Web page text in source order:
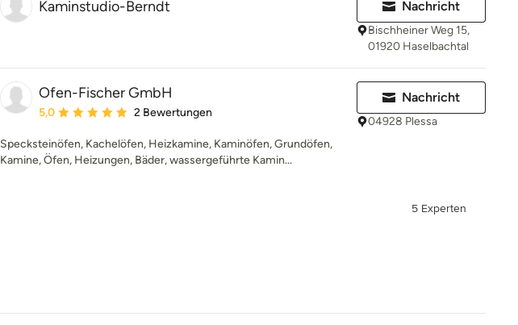
Kaminstudio-Berndt Nachricht
Bischheiner Weg 15,
01920 Haselbachtal
Ofen-Fischer GmbH
Durchschnittliche Bewertung: 5 von 5 Sternen
5,0 2 Bewertungen
Specksteinöfen, Kachelöfen, Heizkamine, Kaminöfen, Grundöfen,
Kamine, Öfen, Heizungen, Bäder, wassergeführte Kamin...
Nachricht
04928 Plessa
5 Experten